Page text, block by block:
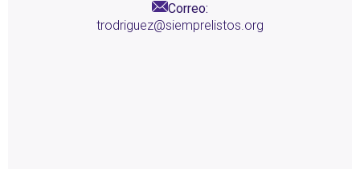
Correo:
trodriguez@siemprelistos.org